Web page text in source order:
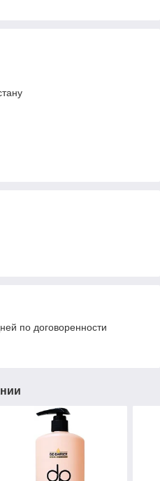
по договоренности